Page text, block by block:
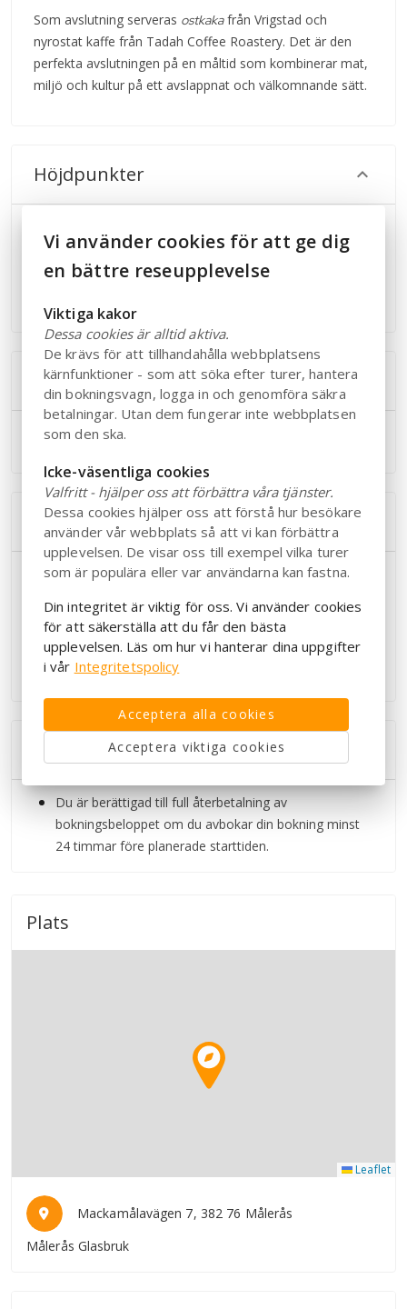
Som avslutning serveras ostkakafrån Vrigstad och
nyrostat kaffe från Tadah Coffee Roastery. Det är den
perfekta avslutningen på en måltid som kombinerar mat,
miljö och kultur på ett avslappnat och välkomnande sätt.
Höjdpunkter
Klassiska småländska rätter tillagade med lokala
råvaror
Övrig information
Trubadur & demo av glasblåsning
Inkluderar
Hyttsill med isterband, sidfläsk, salt sill, potatis, lingon
Dessert: ostkaka och kaffe
Trubadur
Demo av glasblåsning
Avbokningsregler
Du är berättigad till full återbetalning av
bokningsbeloppet om du avbokar din bokning minst
24 timmar före planerade starttiden.
Plats
Leaflet
Mackamålavägen 7, 382 76 Målerås
Målerås Glasbruk
Vi använder cookies för att ge dig
en bättre reseupplevelse
Viktiga kakor
Dessa cookies är alltid aktiva.
De krävs för att tillhandahålla webbplatsens
kärnfunktioner - som att söka efter turer, hantera
din bokningsvagn, logga in och genomföra säkra
betalningar. Utan dem fungerar inte webbplatsen
som den ska.
Icke-väsentliga cookies
Valfritt - hjälper oss att förbättra våra tjänster.
Dessa cookies hjälper oss att förstå hur besökare
använder vår webbplats så att vi kan förbättra
upplevelsen. De visar oss till exempel vilka turer
som är populära eller var användarna kan fastna.
Din integritet är viktig för oss. Vi använder cookies
för att säkerställa att du får den bästa
upplevelsen. Läs om hur vi hanterar dina uppgifter
i vår Integritetspolicy
Acceptera alla cookies
Acceptera viktiga cookies